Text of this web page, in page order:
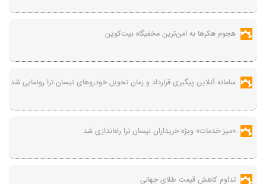
هجوم هکرها به امن‌ترین مخفیگاه بیت‌کوین
سامانه آنلاین پیگیری قرارداد‌ و زمان تحویل خودرو‌های نیسان ترا رونمایی شد
«میز خدمات» ویژه خریداران نیسان ترا راه‌اندازی شد
تداوم کاهش قیمت طلای جهانی